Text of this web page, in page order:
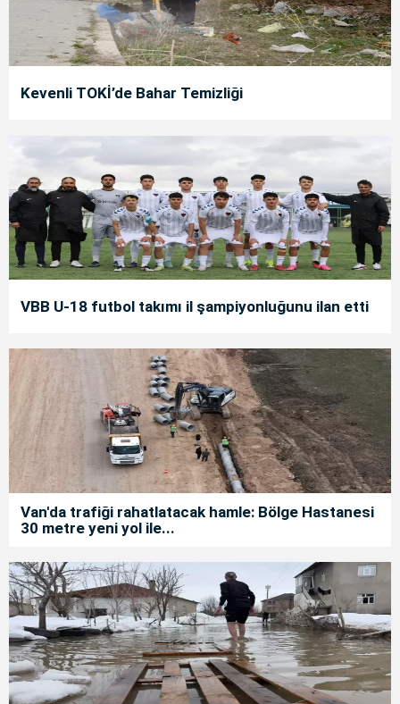
Kevenli TOKİ’de Bahar Temizliği
VBB U-18 futbol takımı il şampiyonluğunu ilan etti
Van'da trafiği rahatlatacak hamle: Bölge Hastanesi
30 metre yeni yol ile...